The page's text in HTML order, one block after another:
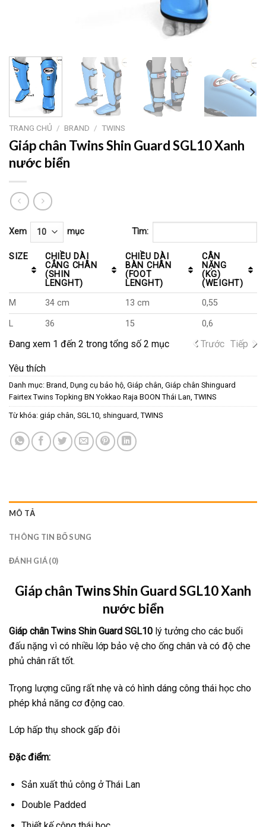
TRANG CHỦ / BRAND / TWINS
Giáp chân Twins Shin Guard SGL10 Xanh
nước biển
Xem mục Tìm:
SIZE
CHIỀU DÀI
CẲNG CHÂN
(SHIN
LENGHT)
CHIỀU DÀI
BÀN CHÂN
(FOOT
LENGHT)
CÂN
NẶNG
(KG)
(WEIGHT)
M
34 cm 13 cm 0,55
L 36 15 0,6
Đang xem 1 đến 2 trong tổng số 2 mục Trước Tiếp
Yêu thích
Danh mục: Brand Dụng cụ bảo hộ Giáp chân Giáp chân Shinguard
Fairtex Twins Topking BN Yokkao Raja BOON Thái Lan TWINS
Từ khóa: giáp chân SGL10 shinguard TWINS
MÔ TẢ
THÔNG TIN BỔ SUNG
ĐÁNH GIÁ (0)
Giáp chân TwinsShin Guard SGL10 Xanh
nước biển
Giáp chân Twins Shin Guard SGL10 lý tưởng cho các buổi
đấu nặng vì có nhiều lớp bảo vệ cho ống chân và có độ che
phủ chân rất tốt.
Trọng lượng cũng rất nhẹ và có hình dáng công thái học cho
phép khả năng cơ động cao.
Lớp hấp thụ shock gấp đôi
Đặc điểm:
Sản xuất thủ công ở Thái Lan
Double Padded